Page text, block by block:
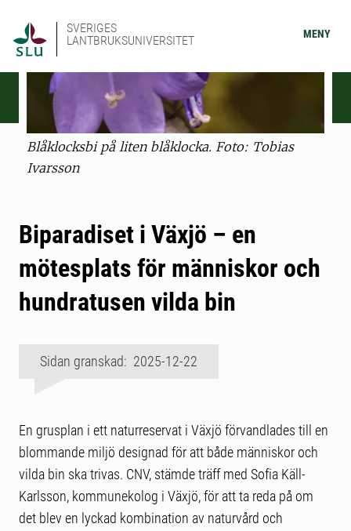
SVERIGES
LANTBRUKSUNIVERSITET
MENY
Blåklocksbi på liten blåklocka. Foto: Tobias
Ivarsson
Biparadiset i Växjö – en
mötesplats för människor och
hundratusen vilda bin
Sidan granskad: 2025-12-22
En grusplan i ett naturreservat i Växjö förvandlades till en
blommande miljö designad för att både människor och
vilda bin ska trivas. CNV, stämde träff med Sofia Käll-
Karlsson, kommunekolog i Växjö, för att ta reda på om
det blev en lyckad kombination av naturvård och